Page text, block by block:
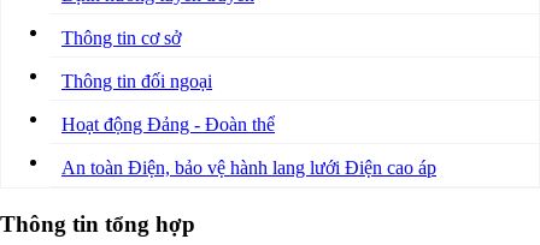
Thông tin cơ sở
Thông tin đối ngoại
Hoạt động Đảng - Đoàn thể
An toàn Điện, bảo vệ hành lang lưới Điện cao áp
Thông tin tổng hợp